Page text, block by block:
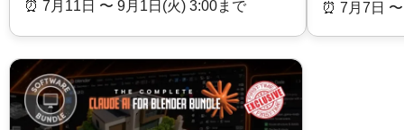
⏰️ 7月11日 〜 9月1日(火) 3:00まで
⏰️ 7月7日